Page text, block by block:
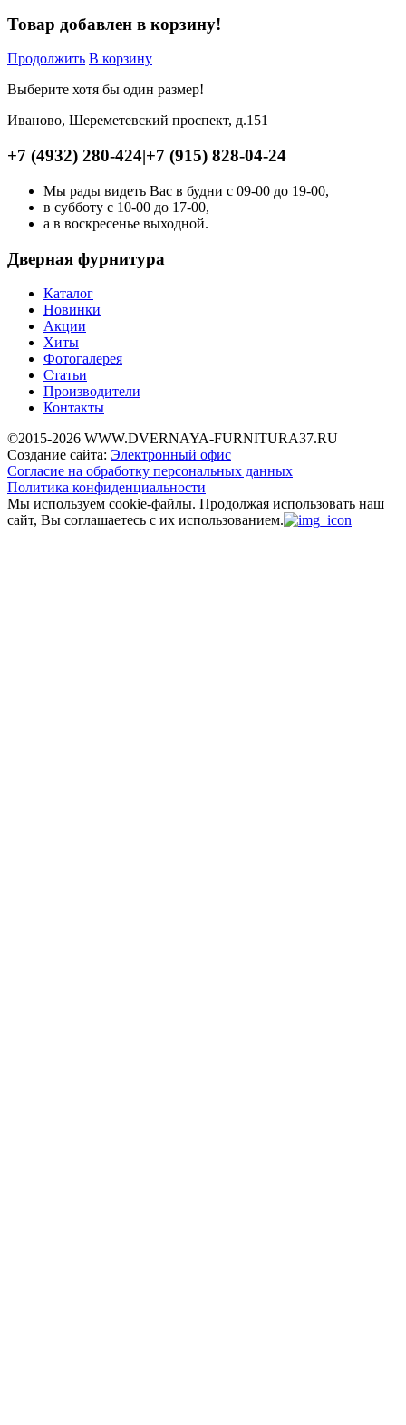
Товар добавлен в корзину!
Продолжить В корзину
Выберите хотя бы один размер!
Иваново, Шереметевский проспект, д.151
+7 (4932) 280-424|+7 (915) 828-04-24
Мы рады видеть Вас в будни с 09-00 до 19-00,
в субботу с 10-00 до 17-00,
а в воскресенье выходной.
Дверная фурнитура
Каталог
Новинки
Акции
Хиты
Фотогалерея
Статьи
Производители
Контакты
©2015-2026 WWW.DVERNAYA-FURNITURA37.RU
Создание сайта: Электронный офис
Согласие на обработку персональных данных
Политика конфиденциальности
Мы используем cookie-файлы. Продолжая использовать наш
сайт, Вы соглашаетесь с их использованием.